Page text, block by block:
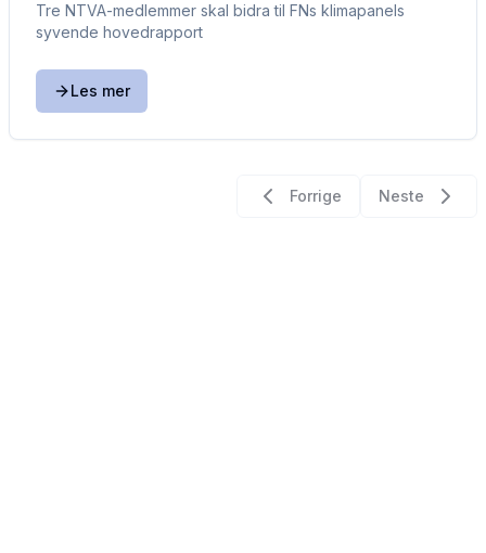
Tre NTVA-medlemmer skal bidra til FNs klimapanels
syvende hovedrapport
Les mer
Forrige Neste